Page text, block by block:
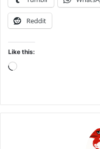
Reddit
Like this:
Loading…